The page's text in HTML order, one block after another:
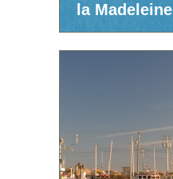
la Madeleine